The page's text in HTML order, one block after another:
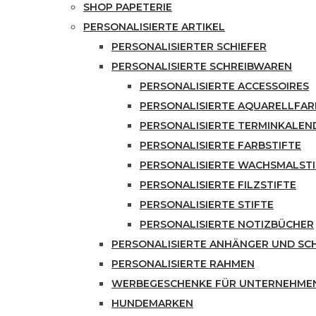
SHOP PAPETERIE
PERSONALISIERTE ARTIKEL
PERSONALISIERTER SCHIEFER
PERSONALISIERTE SCHREIBWAREN
PERSONALISIERTE ACCESSOIRES
PERSONALISIERTE
PERSONALISIERTE
PERSONALISIERTE FARBSTIFTE
PERSONALISIERTE
PERSONALISIERTE FILZSTIFTE
PERSONALISIERTE STIFTE
PERSONALISIERTE NOTIZBÜCHER
PERSONALISIERTE ANHÄNGER UND
PERSONALISIERTE RAHMEN
WERBEGESCHENKE FÜR
HUNDEMARKEN